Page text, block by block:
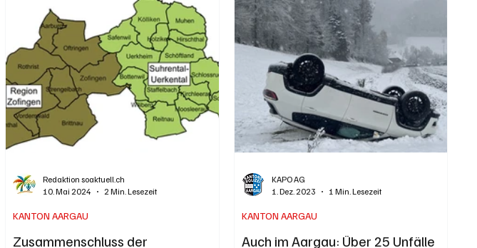
TOPSTORY MUGA'26 GEMEINDEPORTRÄTS
Zusammenschluss der
KANTON AARGAU
Redaktion soaktuell.ch
10. Mai 2024
2 Min. Lesezeit
Auch im Aargau: Über 25 Unfälle
KANTON AARGAU
KAPO AG
1. Dez. 2023
1 Min. Lesezeit